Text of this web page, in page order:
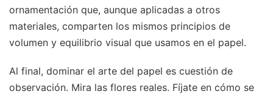
ornamentación que, aunque aplicadas a otros
materiales, comparten los mismos principios de
volumen y equilibrio visual que usamos en el papel.
Al final, dominar el arte del papel es cuestión de
observación. Mira las flores reales. Fíjate en cómo se